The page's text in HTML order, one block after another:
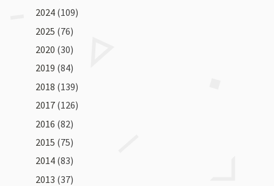
2024 (109)
2025 (76)
2020 (30)
2019 (84)
2018 (139)
2017 (126)
2016 (82)
2015 (75)
2014 (83)
2013 (37)